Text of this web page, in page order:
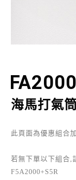
海馬打氣
此頁面為優惠組合
若無下單以下組合,
F5A2000+S5R